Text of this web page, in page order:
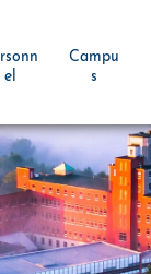
el
Campu
s